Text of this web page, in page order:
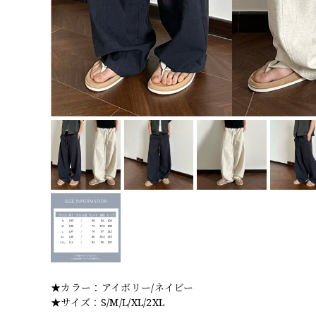
★カラー：アイボリー/ネイビー
★サイズ：S/M/L/XL/2XL